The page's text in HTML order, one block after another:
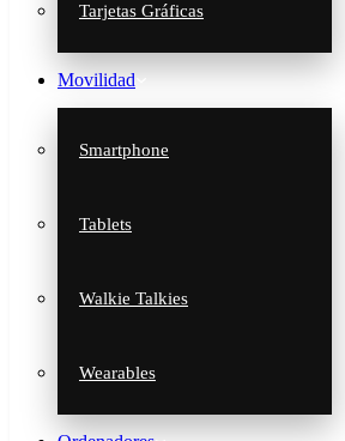
Tarjetas Gráficas
Movilidad
Smartphone
Tablets
Walkie Talkies
Wearables